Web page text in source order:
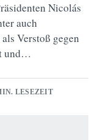
Nicolás
auch
Verstoß gegen
und…
LESEZEIT